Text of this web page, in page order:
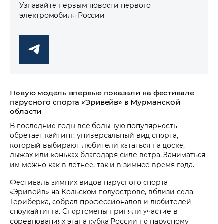
Узнавайте первым новости первого
электромобиля России
Новую модель впервые показали на фестивале
парусного спорта «Эривейв» в Мурманской
области
В последние годы все большую популярность
обретает кайтинг: универсальный вид спорта,
который выбирают любители кататься на доске,
лыжах или коньках благодаря силе ветра. Заниматься
им можно как в летнее, так и в зимнее время года.
Фестиваль зимних видов парусного спорта
«Эривейв» на Кольском полуострове, вблизи села
Териберка, собрал профессионалов и любителей
сноукайтинга. Спортсмены приняли участие в
соревнованиях этапа кубка России по парусному